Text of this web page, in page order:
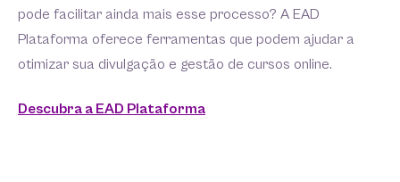
pode facilitar ainda mais esse processo? A EAD
Plataforma oferece ferramentas que podem ajudar a
otimizar sua divulgação e gestão de cursos online.
Descubra a EAD Plataforma